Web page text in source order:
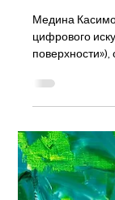
7 дек. 2024
Медина
Week